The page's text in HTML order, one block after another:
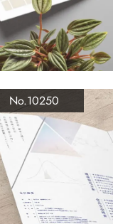
No.10250